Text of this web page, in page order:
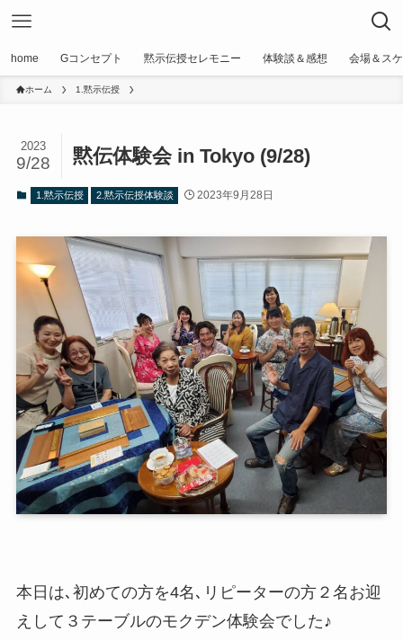
home Gコンセプト 黙示伝授セレモニー 体験談＆感想 会場＆ス
ホーム 1.黙示伝授
黙伝体験会 in Tokyo (9/28)
2023
9/28
1.黙示伝授 2.黙示伝授体験談 2023年9月28日
本日は､初めての方を4名､リピーターの方２名お迎
えして３テーブルのモクデン体験会でした♪